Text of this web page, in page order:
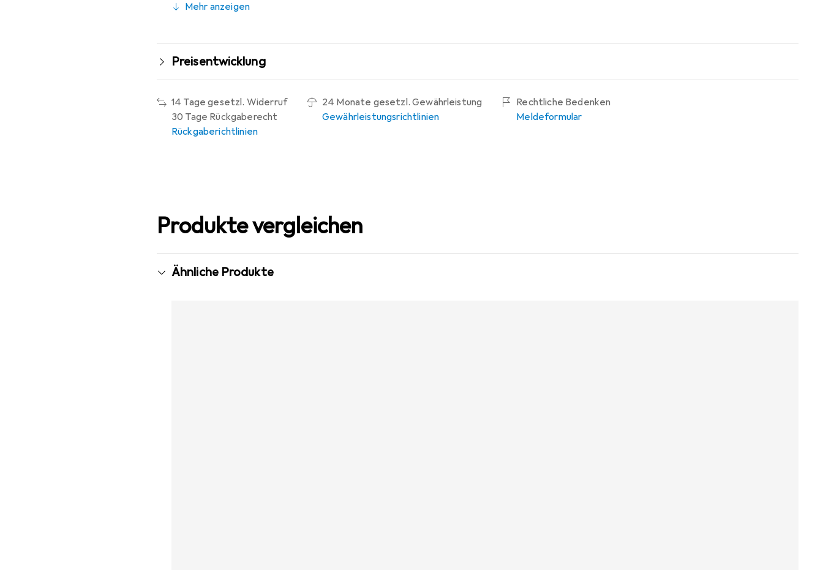
Mehr anzeigen
Preisentwicklung
14 Tage gesetzl. Widerruf
30 Tage Rückgaberecht
Rückgaberichtlinien
24 Monate gesetzl. Gewährleistung
Gewährleistungsrichtlinien
Rechtliche Bedenken
Meldeformular
Produkte vergleichen
Ähnliche Produkte